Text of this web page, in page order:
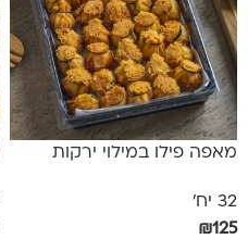
מאפה פילו במילוי ירקות
32 יח'
₪125